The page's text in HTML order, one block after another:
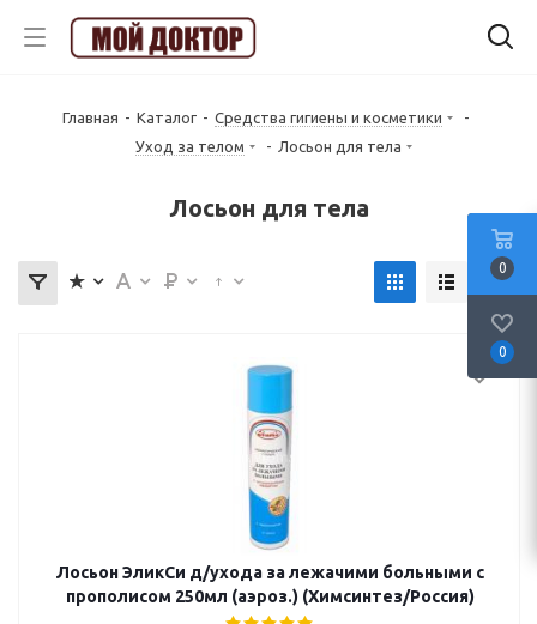
Главная - Каталог - Средства гигиены и косметики
-
Уход за телом
- Лосьон для тела
Лосьон для тела
Лосьон ЭликСи д/ухода за лежачими больными с
прополисом 250мл (аэроз.) (Химсинтез/Россия)
0
0